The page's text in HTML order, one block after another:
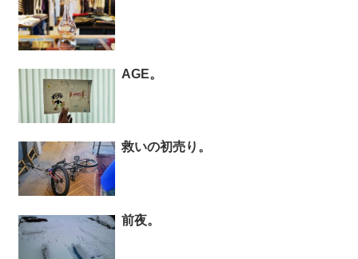
AGE。
救いの初売り。
前夜。